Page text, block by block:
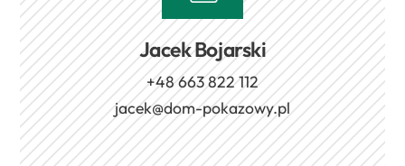
Jacek Bojarski
+48 663 822 112
jacek@dom-pokazowy.pl